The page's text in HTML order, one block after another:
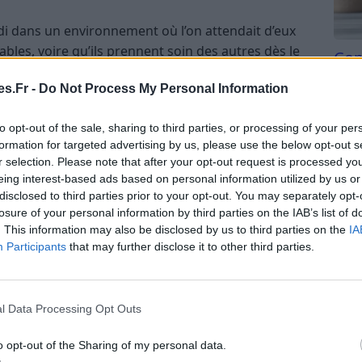
- Do Not Process My Personal Information
opt-out of the sale, sharing to third parties, or processing of your
for targeted advertising by us, please use the below opt-out
selection. Please note that after your opt-out request is processed
interest-based ads based on personal information utilized by us
to third parties prior to your opt-out. You may separately
of your personal information by third parties on the IAB’s list of
This information may also be disclosed by us to third parties on the
Participants that may further disclose it to other third parties.
Data Processing Opt Outs
opt-out of the Sharing of my personal data.
dans un environnement où l’on attendait d’eux
voire qu’ils prennent soin des autres dès le
apprécié(e), reconnu(e) ou éviter les conflits
l’aide ou une responsabilité donne parfois
être à la hauteur.
« si je ne le fais pas, ce ne sera pas bien fait »
ce comportement est déjà un premier pas pour
pour les autres
des autres n’est pas sans conséquences
les signes qui doivent vous alerter :
Tri
du